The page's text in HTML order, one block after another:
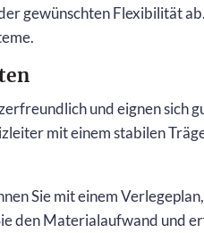
gewünschten Flexibilität
und eignen sich
mit einem stabilen
Sie mit einem
den Materialaufwand und